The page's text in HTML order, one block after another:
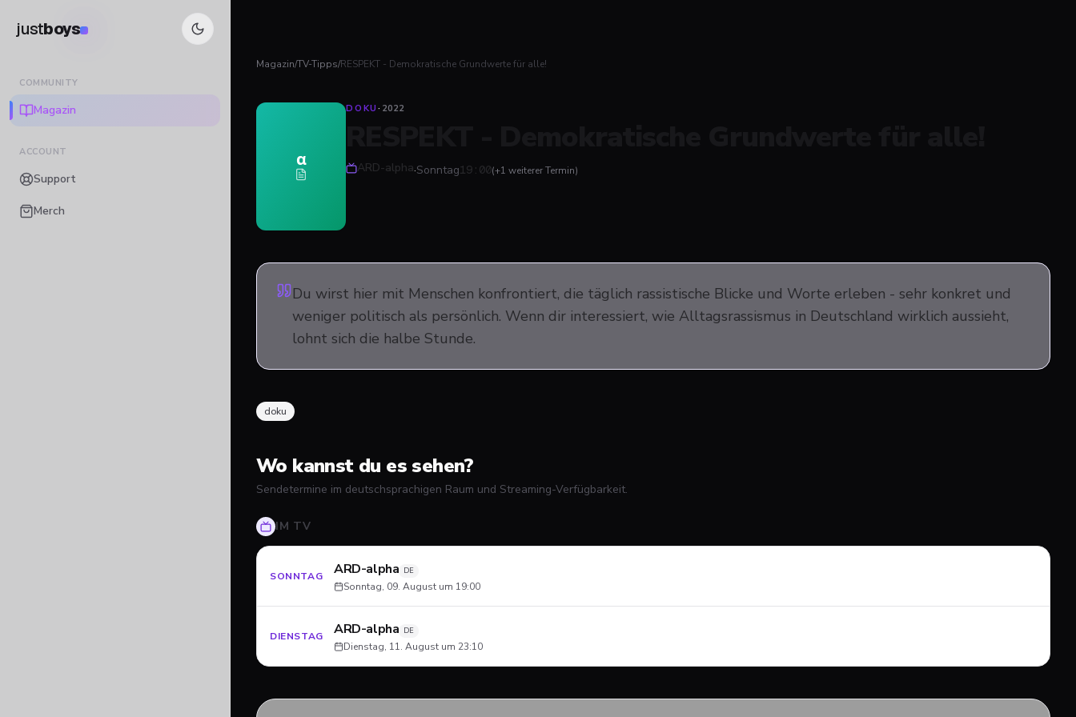
justboys
COMMUNITY
Magazin
ACCOUNT
Support
Merch
Magazin/TV-Tipps/RESPEKT - Demokratische Grundwerte für alle!
α
DOKU· 2022
ARD-alpha·Sonntag19:00(+1 weitererTermin)
Du wirst hier mit Menschen konfrontiert, die täglich rassistische Blicke und Worte erleben - sehr konkret und
weniger politisch als persönlich. Wenn dir interessiert, wie Alltagsrassismus in Deutschland wirklich aussieht,
lohnt sich die halbe Stunde.
doku
Wo kannst du es sehen?
Sendetermine im deutschsprachigen Raum und Streaming-Verfügbarkeit.
IM TV
SONNTAG ARD-alpha DE
Sonntag, 09. August um 19:00
DIENSTAG ARD-alpha DE
Dienstag, 11. August um 23:10